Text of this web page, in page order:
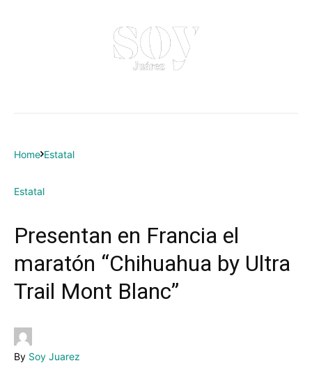
Home Estatal
Estatal
Presentan en Francia el
maratón “Chihuahua by Ultra
Trail Mont Blanc”
By Soy Juarez